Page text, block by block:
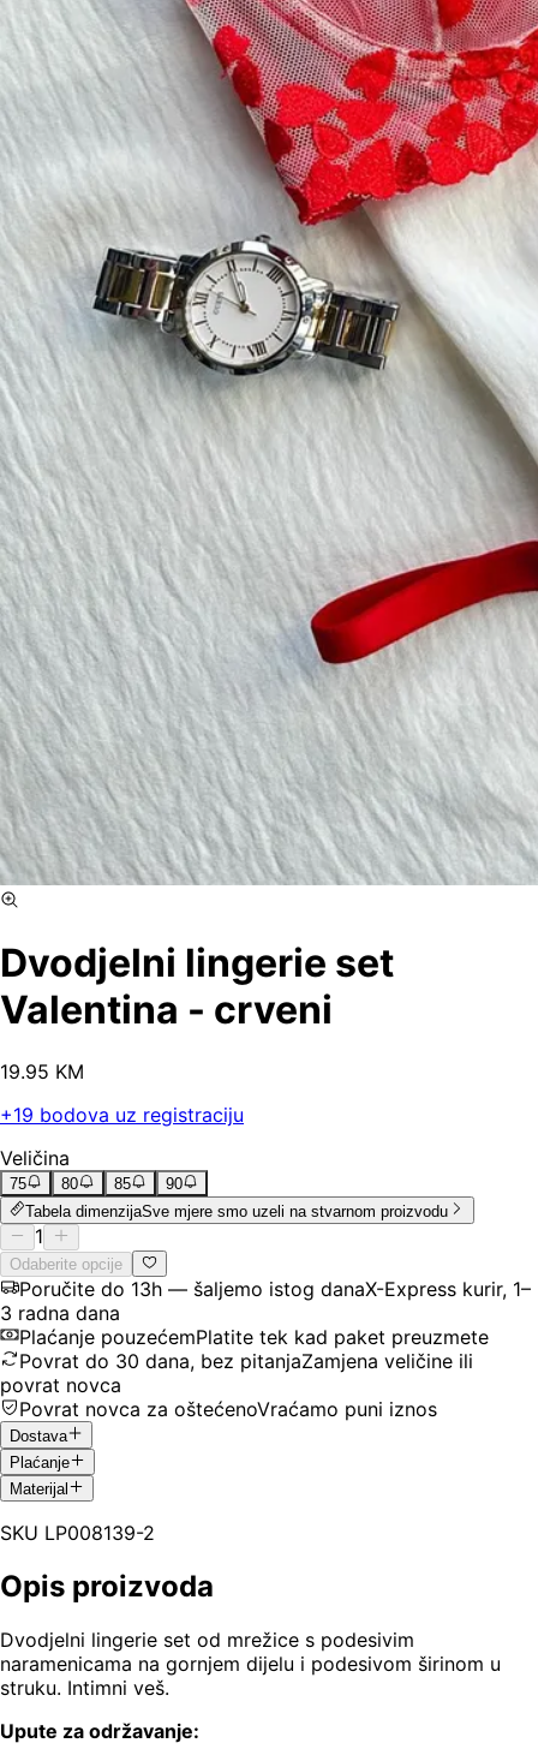
Dvodjelni lingerie set
Valentina - crveni
19.95 KM
+19 bodova uz registraciju
Veličina
75 80 85
90
Tabela dimenzijaSve mjere smo uzeli na stvarnom proizvodu
1
Odaberite opcije
Poručite do 13h — šaljemo istog danaX-Express kurir, 1–
3 radna dana
Plaćanje pouzećemPlatite tek kad paket preuzmete
Povrat do 30 dana, bez pitanjaZamjena veličine ili
povrat novca
Povrat novca za oštećenoVraćamo puni iznos
Dostava
Plaćanje
Materijal
SKU LP008139-2
Opis proizvoda
Dvodjelni lingerie set od mrežice s podesivim
naramenicama na gornjem dijelu i podesivom širinom u
struku. Intimni veš.
Upute za održavanje: